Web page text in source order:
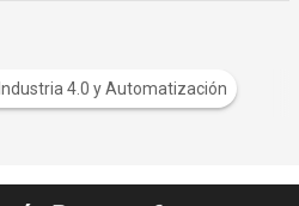
Industria 4.0 y Automatización